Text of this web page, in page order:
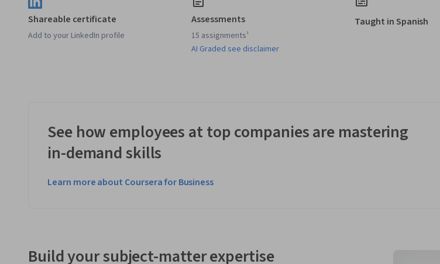
Shareable certificate
Add to your LinkedIn profile
Assessments
15 assignments¹
AI Graded see disclaimer
Taught in Spanish
See how employees at top companies are mastering
in-demand skills
Learn more about Coursera for Business
Build your subject-matter expertise